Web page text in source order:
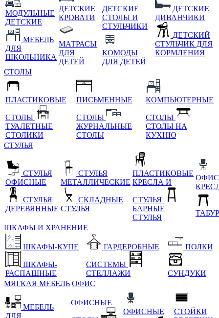
МОДУЛЬНЫЕ
ДЕТСКИЕ
МЕБЕЛЬ
ДЛЯ
ШКОЛЬНИКА
ДЕТСКИЕ
КРОВАТИ
МАТРАСЫ
ДЛЯ
ДЕТЕЙ
ДЕТСКИЕ
СТОЛЫ И
СТУЛЬЧИКИ
КОМОДЫ
ДЛЯ ДЕТЕЙ
ДЕТСКИЕ
ДИВАНЧИКИ
ДЕТСКИЙ
СТУЛЬЧИК ДЛЯ
КОРМЛЕНИЯ
СТОЛЫ
ПЛАСТИКОВЫЕ
СТОЛЫ
ТУАЛЕТНЫЕ
СТОЛИКИ
ПИСЬМЕННЫЕ
СТОЛЫ
ЖУРНАЛЬНЫЕ
СТОЛЫ
КОМПЬЮТЕРНЫЕ
СТОЛЫ
СТОЛЫ НА
КУХНЮ
СТУЛЬЯ
СТУЛЬЯ
ОФИСНЫЕ
СТУЛЬЯ
ДЕРЕВЯННЫЕ
СТУЛЬЯ
МЕТАЛЛИЧЕСКИЕ
СКЛАДНЫЕ
СТУЛЬЯ
ПЛАСТИКОВЫЕ
КРЕСЛА И
СТУЛЬЯ
БАРНЫЕ
СТУЛЬЯ
ШКАФЫ И ХРАНЕНИЕ
ШКАФЫ-КУПЕ
ШКАФЫ-
РАСПАШНЫЕ
ГАРДЕРОБНЫЕ
СИСТЕМЫ
СТЕЛЛАЖИ
ПОЛКИ
СУНДУКИ
МЯГКАЯ МЕБЕЛЬ ОФИС
МЕБЕЛЬ
ДЛЯ
ОФИСНЫЕ
ОФИСНЫЕ
СТОЙКИ